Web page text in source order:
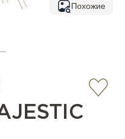
Похожие